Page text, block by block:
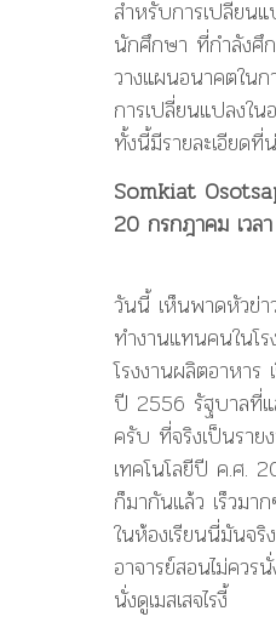
สำหรับการเปลี่ยน
นักศึกษา ที่กำลังศึ
วางแผนอนาคตใน
การเปลี่ยนแปลงใ
ทั้งนี้มีรายละเอียดที่
Somkiat
20 กรกฎาคม เวล
วันนี้ เห็นพาดหัวข่า
ทำงานแทนคนในโ
โรงงานผลิตอาหาร
ปี 2556 รัฐบาลที่แ
ครับ ที่จริงเป็นรา
เทคโนโลยีปี ค.ศ.
ก็มากันแล้ว เร็วมา
ในห้องเรียนนี่มันจริ
อาจารย์สอนไม่ควร
นั่งดูเมสเสจไรงี้